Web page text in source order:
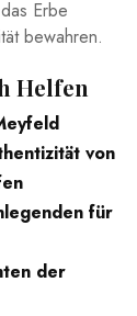
Erbe
bewahren.
Helfen
von
für
der